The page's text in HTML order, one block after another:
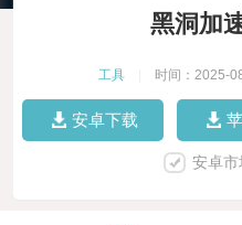
黑洞加
工具 时间：2025-
安卓下载
安卓